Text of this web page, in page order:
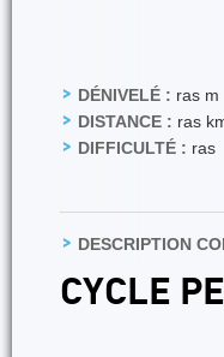
DÉNIVELÉ : ras m
DISTANCE : ras
DIFFICULTÉ : ras
DESCRIPTION
CYCLE